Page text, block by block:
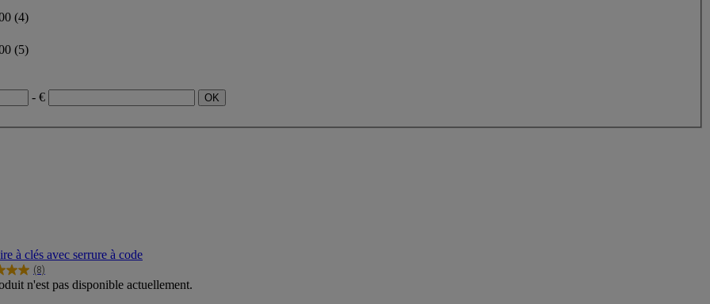
(4)
(5)
- €
à clés avec serrure à code
(8)
n'est pas disponible actuellement.